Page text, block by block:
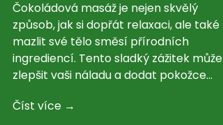
Čokoládová masáž je nejen skvělý
způsob, jak si dopřát relaxaci, ale také
mazlit své tělo směsí přírodních
ingrediencí. Tento sladký zážitek může
zlepšit vaši náladu a dodat pokožce
jsou benefity čokoládové masáže, proč
Číst více →